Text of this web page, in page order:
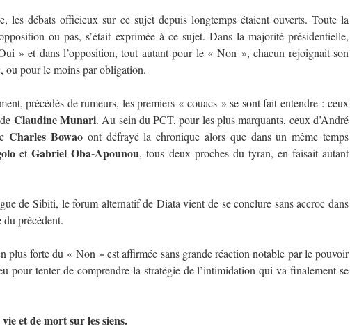
les débats officieux sur ce sujet depuis longtemps étaient ouverts. Toute la
ou pas, s’était exprimée à ce sujet. Dans la majorité présidentielle,
» et dans l’opposition, tout autant pour le « Non », chacun rejoignait son
ou pour le moins par obligation.
précédés de rumeurs, les premiers « couacs » se sont fait entendre : ceux
Claudine Munari. Au sein du PCT, pour les plus marquants, ceux d’André
Charles Bowao ont défrayé la chronique alors que dans un même temps
etGabriel Oba-Apounou, tous deux proches du tyran, en faisait autant
de Sibiti, le forum alternatif de Diata vient de se conclure sans accroc dans
du précédent.
plus forte du « Non » est affirmée sans grande réaction notable par le pouvoir
pour tenter de comprendre la stratégie de l’intimidation qui va finalement se
et de mort sur les siens.